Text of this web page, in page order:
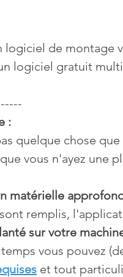
logiciel de montage
logiciel gratuit
:
quelque chose
vous n'ayez une
matérielle
remplis,
sur votre
vous pouvez
et tout